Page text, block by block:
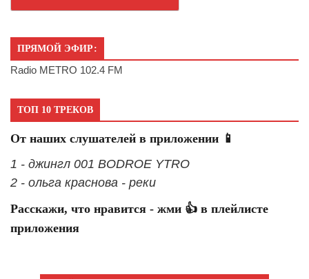
ПРЯМОЙ ЭФИР:
Radio METRO 102.4 FM
ТОП 10 ТРЕКОВ
От наших слушателей в приложении 📱
1 - джингл 001 BODROE YTRO
2 - ольга краснова - реки
Расскажи, что нравится - жми 👍 в плейлисте
приложения